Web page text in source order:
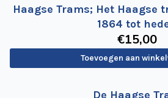
NVBS
Haagse Trams; Het Haagse
1864 tot
€15,00
Toevoegen aan
De Haagse